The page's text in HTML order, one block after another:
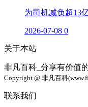
为司机减负超13
2026-07-08 0
关于本站
非凡百科_分享有价值
Copyright @ 非凡百科
联系我们